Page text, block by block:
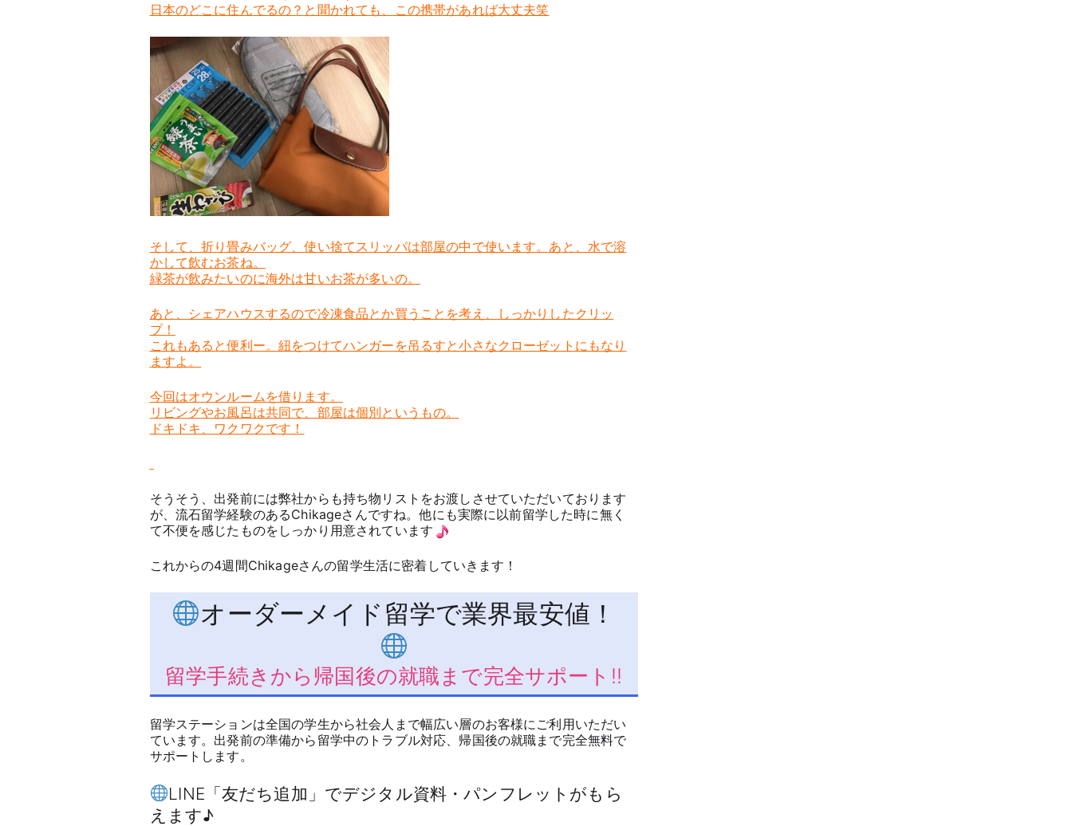
日本のどこに住んでるの？と聞かれても、この携帯があれば大丈夫笑
そして、折り畳みバッグ、使い捨てスリッパは部屋の中で使います。あと、水で溶
かして飲むお茶ね。
緑茶が飲みたいのに海外は甘いお茶が多いの。
あと、シェアハウスするので冷凍食品とか買うことを考え、しっかりしたクリッ
プ！
これもあると便利ー。紐をつけてハンガーを吊るすと小さなクローゼットにもなり
ますよ。
今回はオウンルームを借ります。
リビングやお風呂は共同で、部屋は個別というもの。
ドキドキ、ワクワクです！
そうそう、出発前には弊社からも持ち物リストをお渡しさせていただいております
が、流石留学経験のあるChikageさんですね。他にも実際に以前留学した時に無く
て不便を感じたものをしっかり用意されています
これからの4週間Chikageさんの留学生活に密着していきます！
オーダーメイド留学で業界最安値！
留学手続きから帰国後の就職まで完全サポート!!
留学ステーションは全国の学生から社会人まで幅広い層のお客様にご利用いただい
ています。出発前の準備から留学中のトラブル対応、帰国後の就職まで完全無料で
サポートします。
LINE「友だち追加」でデジタル資料・パンフレットがもら
えます♪